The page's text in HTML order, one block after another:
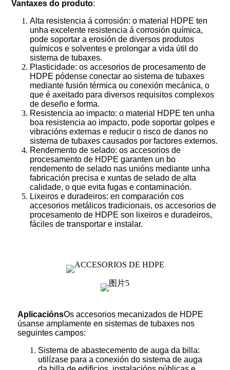
Vantaxes do produto:
Alta resistencia á corrosión: o material HDPE ten
unha excelente resistencia á corrosión química,
pode soportar a erosión de diversos produtos
químicos e solventes e prolongar a vida útil do
sistema de tubaxes.
Plasticidade: os accesorios de procesamento de
HDPE pódense conectar ao sistema de tubaxes
mediante fusión térmica ou conexión mecánica, o
que é axeitado para diversos requisitos complexos
de deseño e forma.
Resistencia ao impacto: o material HDPE ten unha
boa resistencia ao impacto, pode soportar golpes e
vibracións externas e reducir o risco de danos no
sistema de tubaxes causados ​​por factores externos.
Rendemento de selado: os accesorios de
procesamento de HDPE garanten un bo
rendemento de selado nas unións mediante unha
fabricación precisa e xuntas de selado de alta
calidade, o que evita fugas e contaminación.
Lixeiros e duradeiros: en comparación cos
accesorios metálicos tradicionais, os accesorios de
procesamento de HDPE son lixeiros e duradeiros,
fáciles de transportar e instalar.
AplicaciónsOs accesorios mecanizados de HDPE
úsanse amplamente en sistemas de tubaxes nos
seguintes campos:
Sistema de abastecemento de auga da billa:
utilízase para a conexión do sistema de auga